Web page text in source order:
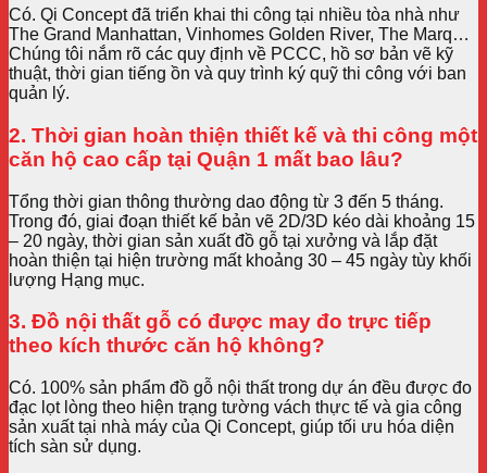
Có. Qi Concept đã triển khai thi công tại nhiều tòa nhà như
The Grand Manhattan, Vinhomes Golden River, The Marq…
Chúng tôi nắm rõ các quy định về PCCC, hồ sơ bản vẽ kỹ
thuật, thời gian tiếng ồn và quy trình ký quỹ thi công với ban
quản lý.
2. Thời gian hoàn thiện thiết kế và thi công một
căn hộ cao cấp tại Quận 1 mất bao lâu?
Tổng thời gian thông thường dao động từ 3 đến 5 tháng.
Trong đó, giai đoạn thiết kế bản vẽ 2D/3D kéo dài khoảng 15
– 20 ngày, thời gian sản xuất đồ gỗ tại xưởng và lắp đặt
hoàn thiện tại hiện trường mất khoảng 30 – 45 ngày tùy khối
lượng Hạng mục.
3. Đồ nội thất gỗ có được may đo trực tiếp
theo kích thước căn hộ không?
Có. 100% sản phẩm đồ gỗ nội thất trong dự án đều được đo
đạc lọt lòng theo hiện trạng tường vách thực tế và gia công
sản xuất tại nhà máy của Qi Concept, giúp tối ưu hóa diện
tích sàn sử dụng.